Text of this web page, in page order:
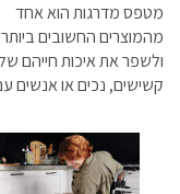
מטפס מדרגות הוא אחד
מהמוצרים החשובים ביותר
ולשפר את איכות חייהם
קשישים, נכים או אנשים
גלגלים. לפניך 5
שבגללן מומלץ לך לרכוש
מדרגות